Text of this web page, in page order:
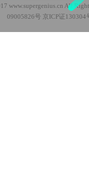
www.supergenius.cn All
09005826号 京ICP证130304